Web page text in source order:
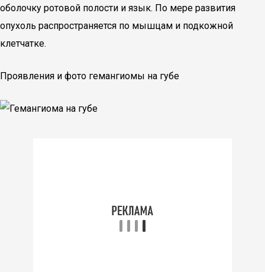
оболочку ротовой полости и язык. По мере развития
опухоль распространяется по мышцам и подкожной
клетчатке.
Проявления и фото гемангиомы на губе